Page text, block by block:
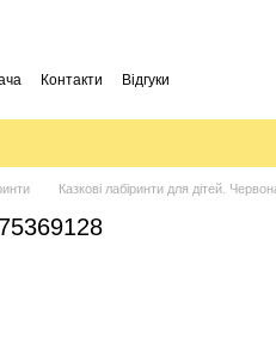
Контакти Відгуки
Казкові лабіринти для дітей.